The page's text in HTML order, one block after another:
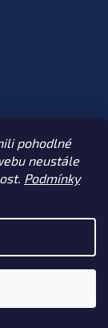
pohodlné
neustále
Podmínky